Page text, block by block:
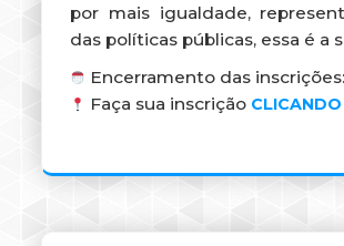
por mais igualdade,
das políticas públicas, essa é a
Encerramento das inscrições:
Faça sua inscrição